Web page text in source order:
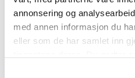
annonsering og
med annen informasjon du
eller som de har samlet inn
the-go»-produkter og
porsjonspakninger
2020 var et